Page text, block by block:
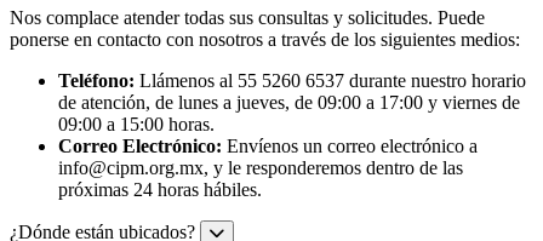
Nos complace atender todas sus consultas y solicitudes. Puede
ponerse en contacto con nosotros a través de los siguientes medios:
Teléfono: Llámenos al 55 5260 6537 durante nuestro horario
de atención, de lunes a jueves, de 09:00 a 17:00 y viernes de
09:00 a 15:00 horas.
Correo Electrónico: Envíenos un correo electrónico a
info@cipm.org.mx, y le responderemos dentro de las
próximas 24 horas hábiles.
¿Dónde están ubicados?